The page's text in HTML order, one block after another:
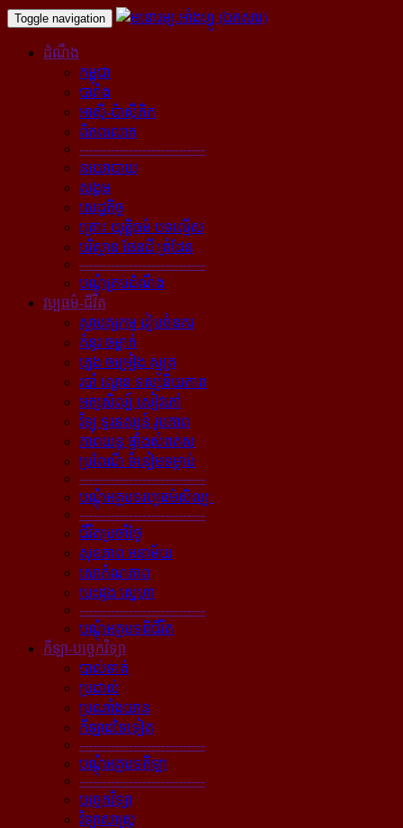
Toggle navigation
ដំណឹង
កម្ពុជា
បារាំង
អាស៊ី-ប៉ាស៊ីភិក
ពិភពលោក
----------------------------
នយោបាយ
សង្គម
សេដ្ឋកិច្ច
គ្រោះ យុត្តិធម៌ បទល្មើស
បរិស្ថាន ផែនដី ព្រំដែន
----------------------------
បណ្ដុំគ្រប់ដំណឹង
វប្បធម៌-ជីវិត
ស្ថាបត្យកម្ម រៀបចំនគរ
គំនូរ ចម្លាក់
ភ្លេង ចម្រៀង ស្មូត្រ
របាំ ល្ខោន ទស្សនីយភាព
អក្សសិល្ប៍ សៀវភៅ
វិទ្យុ ទូរទស្សន៍ រូបភាព
ភាពយន្ដ ផ្ទាំងសំពត់ស
ប្រពៃណី ទំនៀមទម្លាប់
----------------------------
បណ្ដុំអត្ថបទវប្បធម៌សិល្បៈ
----------------------------
ជីវិតប្រចាំថ្ងៃ
សុខភាព អនាម័យ
សោភ័ណភាព
បេះដូង ស្នេហា
----------------------------
បណ្ដុំអត្ថបទពីជីវិត
កីឡា-បច្ចេកវិទ្យា
បាល់ទាត់
ប្រដាល់
ប្រណាំងយាន
កីឡាដទៃទៀត
----------------------------
បណ្ដុំអត្ថបទកីឡា
----------------------------
បច្ចេកវិទ្យា
វិទ្យាសាស្ត្រ